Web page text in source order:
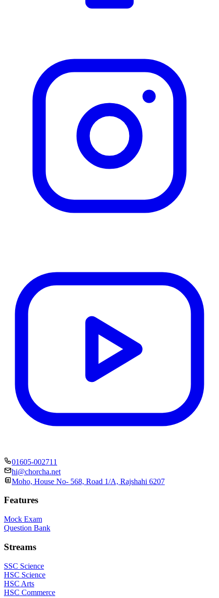
01605-002711
hi@chorcha.net
Moho, House No- 568, Road 1/A, Rajshahi 6207
Features
Mock Exam
Question Bank
Streams
SSC Science
HSC Science
HSC Arts
HSC Commerce